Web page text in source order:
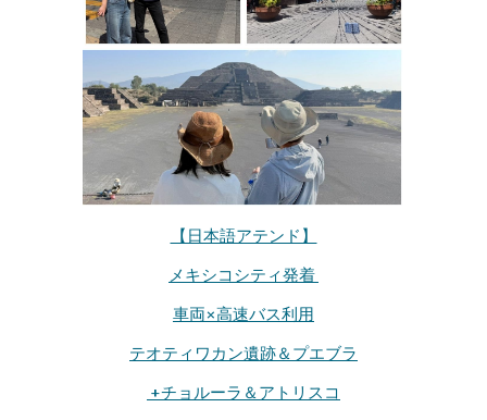
【日本語アテンド】
メキシコシティ発着
車両×高速バス利用
テオティワカン遺跡＆プエブラ
+チョルーラ＆アトリスコ